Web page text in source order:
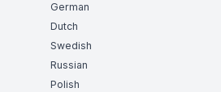
German
Dutch
Swedish
Russian
Polish